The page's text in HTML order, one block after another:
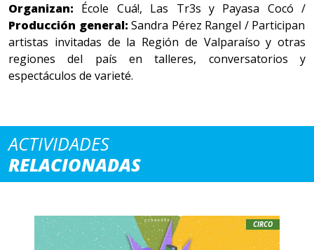
Organizan: École Cuá!, Las Tr3s y Payasa Cocó /
Producción general: Sandra Pérez Rangel / Participan
artistas invitadas de la Región de Valparaíso y otras
regiones del país en talleres, conversatorios y
espectáculos de varieté.
ACTIVIDADES
RELACIONADAS
CIRCO